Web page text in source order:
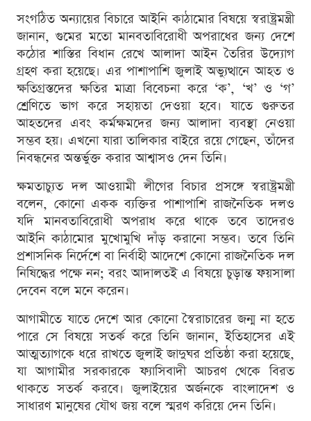
সংগঠিত অন্যায়ের বিচারে আইনি কাঠামোর বিষয়ে স্বরাষ্ট্রমন্ত্রী
জানান, গুমের মতো মানবতাবিরোধী অপরাধের জন্য দেশে
কঠোর শাস্তির বিধান রেখে আলাদা আইন তৈরির উদ্যোগ
গ্রহণ করা হয়েছে। এর পাশাপাশি জুলাই অভ্যুত্থানে আহত ও
ক্ষতিগ্রস্তদের ক্ষতির মাত্রা বিবেচনা করে ‘ক’, ‘খ’ ও ‘গ’
শ্রেণিতে ভাগ করে সহায়তা দেওয়া হবে। যাতে গুরুতর
আহতদের এবং কর্মক্ষমদের জন্য আলাদা ব্যবস্থা নেওয়া
সম্ভব হয়। এখনো যারা তালিকার বাইরে রয়ে গেছেন, তাঁদের
নিবন্ধনের অন্তর্ভুক্ত করার আশ্বাসও দেন তিনি।
ক্ষমতাচ্যুত দল আওয়ামী লীগের বিচার প্রসঙ্গে স্বরাষ্ট্রমন্ত্রী
বলেন, কোনো একক ব্যক্তির পাশাপাশি রাজনৈতিক দলও
যদি মানবতাবিরোধী অপরাধ করে থাকে তবে তাদেরও
আইনি কাঠামোর মুখোমুখি দাঁড় করানো সম্ভব। তবে তিনি
প্রশাসনিক নির্দেশে বা নির্বাহী আদেশে কোনো রাজনৈতিক দল
নিষিদ্ধের পক্ষে নন; বরং আদালতই এ বিষয়ে চুড়ান্ত ফয়সালা
দেবেন বলে মনে করেন।
আগামীতে যাতে দেশে আর কোনো স্বৈরাচারের জন্ম না হতে
পারে সে বিষয়ে সতর্ক করে তিনি জানান, ইতিহাসের এই
আত্মত্যাগকে ধরে রাখতে জুলাই জাদুঘর প্রতিষ্ঠা করা হয়েছে,
যা আগামীর সরকারকে ফ্যাসিবাদী আচরণ থেকে বিরত
থাকতে সতর্ক করবে। জুলাইয়ের অর্জনকে বাংলাদেশ ও
সাধারণ মানুষের যৌথ জয় বলে স্মরণ করিয়ে দেন তিনি।